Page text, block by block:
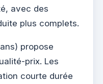
avec des
plus complets.
propose
prix. Les
courte durée